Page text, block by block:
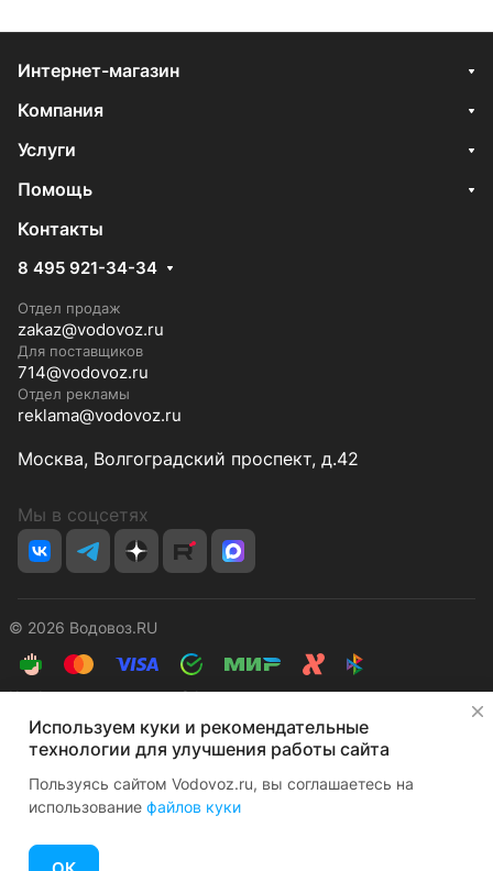
Интернет-магазин
Компания
Услуги
Помощь
Контакты
8 495 921-34-34
Отдел продаж
zakaz@vodovoz.ru
Для поставщиков
714@vodovoz.ru
Отдел рекламы
reklama@vodovoz.ru
Москва, Волгоградский проспект, д.42
Мы в соцсетях
© 2026 Водовоз.RU
КонфиденциальностьОферта
Главная
Используем куки и рекомендательные
технологии для улучшения работы сайта
Пользуясь сайтом Vodovoz.ru, вы соглашаетесь на
использование файлов куки